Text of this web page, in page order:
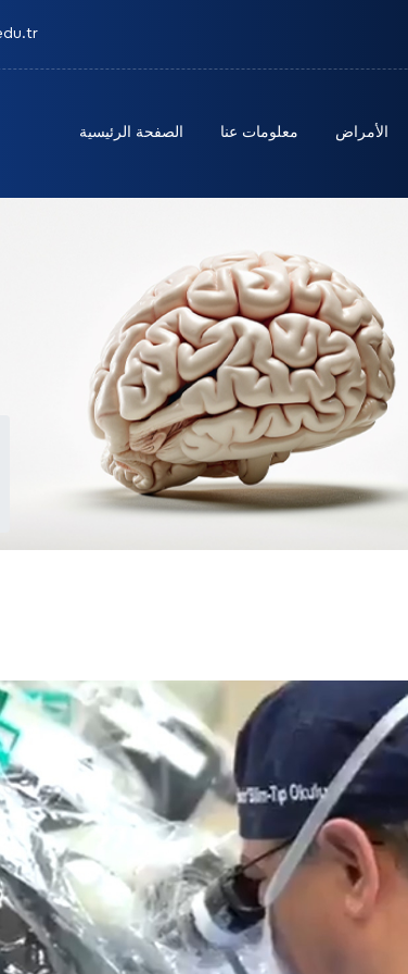
الصفحة الرئيسية معلومات عنا الأمراض